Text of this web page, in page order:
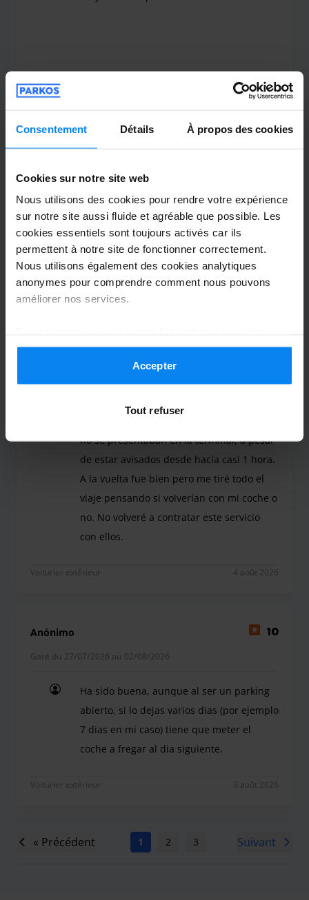
Consentement Détails À propos des cookies
Cookies sur notre site web
Nous utilisons des cookies pour rendre votre expérience
sur notre site aussi fluide et agréable que possible. Les
cookies essentiels sont toujours activés car ils
permettent à notre site de fonctionner correctement.
Nous utilisons également des cookies analytiques
anonymes pour comprendre comment nous pouvons
améliorer nos services.
conformément aux règles en vigueur dans votre pays,
mais vous pouvez modifier vos paramètres à tout
moment. Pour plus de détails, consultez notrePolitique
Accepter
Tout refuser
Navette extérieure 5 août 2026
OIHANA MARTINEZ NAVARRO
Garé du 31/07/2026 au 03/08/2026
En general el servicio no fue nada bien. Se
retrasaron en la recogida del vehiculo. Se
retrasaron casi 1 hora en la entrega del
mismo. Sin duda, no repetiremos
En general el servicio no fue nada bien. Se
Voiturier extérieur
Garé du 24/07/2026 au 30/07/2026
no se presentaban en la terminal, a pesar
de estar avisados desde hacía casi 1 hora.
A la vuelta fue bien pero me tiré todo el
viaje pensando si volverían con mi coche o
no. No volveré a contratar este servicio
con ellos.
Voiturier extérieur 4 août 2026
Anónimo 10
Garé du 27/07/2026 au 02/08/2026
Ha sido buena, aunque al ser un parking
abierto, si lo dejas varios dias (por ejemplo
7 dias en mi caso) tiene que meter el
coche a fregar al dia siguiente.
Voiturier extérieur 3 août 2026
« Précédent 1 2 3 5
Suivant